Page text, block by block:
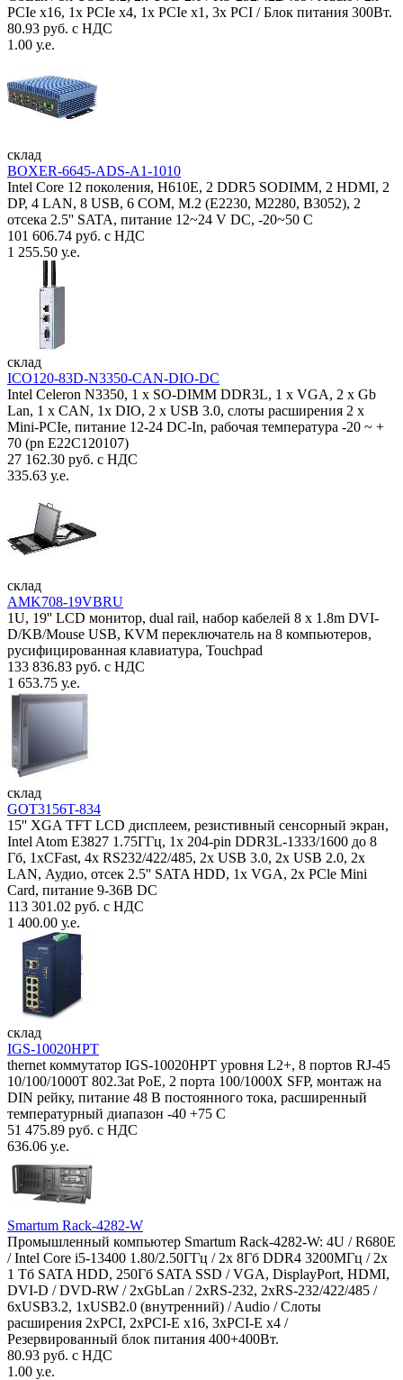
PCIe x16, 1x PCIe x4, 1x PCIe x1, 3x PCI / Блок питания 300Вт.
80.93 руб. с НДС
1.00 у.е.
склад
BOXER-6645-ADS-A1-1010
Intel Core 12 поколения, H610E, 2 DDR5 SODIMM, 2 HDMI, 2
DP, 4 LAN, 8 USB, 6 COM, M.2 (E2230, M2280, B3052), 2
отсека 2.5'' SATA, питание 12~24 V DC, -20~50 C
101 606.74 руб. с НДС
1 255.50 у.е.
склад
ICO120-83D-N3350-CAN-DIO-DC
Intel Celeron N3350, 1 х SO-DIMM DDR3L, 1 х VGA, 2 x Gb
Lan, 1 х CAN, 1x DIO, 2 х USB 3.0, слоты расширения 2 x
Mini-PCIe, питание 12-24 DC-In, рабочая температура -20 ~ +
70 (pn E22C120107)
27 162.30 руб. с НДС
335.63 у.е.
склад
AMK708-19VBRU
1U, 19'' LCD монитор, dual rail, набор кабелей 8 x 1.8m DVI-
D/KB/Mouse USB, KVM переключатель на 8 компьютеров,
русифицированная клавиатура, Touchpad
133 836.83 руб. с НДС
1 653.75 у.е.
склад
GOT3156T-834
15'' XGA TFT LCD дисплеем, резистивный сенсорный экран,
Intel Atom E3827 1.75ГГц, 1x 204-pin DDR3L-1333/1600 до 8
Гб, 1xCFast, 4x RS232/422/485, 2x USB 3.0, 2x USB 2.0, 2x
LAN, Аудио, отсек 2.5'' SATA HDD, 1x VGA, 2x PCle Mini
Card, питание 9-36В DC
113 301.02 руб. с НДС
1 400.00 у.е.
склад
IGS-10020HPT
thernet коммутатор IGS-10020HPT уровня L2+, 8 портов RJ-45
10/100/1000T 802.3at PoE, 2 порта 100/1000X SFP, монтаж на
DIN рейку, питание 48 В постоянного тока, расширенный
температурный диапазон -40 +75 С
51 475.89 руб. с НДС
636.06 у.е.
Smartum Rack-4282-W
Промышленный компьютер Smartum Rack-4282-W: 4U / R680E
/ Intel Core i5-13400 1.80/2.50ГГц / 2x 8Гб DDR4 3200МГц / 2x
1 Тб SATA HDD, 250Гб SATA SSD / VGA, DisplayPort, HDMI,
DVI-D / DVD-RW / 2xGbLan / 2xRS-232, 2xRS-232/422/485 /
6xUSB3.2, 1xUSB2.0 (внутренний) / Audio / Слоты
расширения 2xPCI, 2xPCI-E x16, 3xPCI-E x4 /
Резервированный блок питания 400+400Вт.
80.93 руб. с НДС
1.00 у.е.